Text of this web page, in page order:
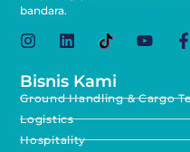
bandara.
Bisnis Kami
Ground Handling & Cargo
Logistics
Hospitality